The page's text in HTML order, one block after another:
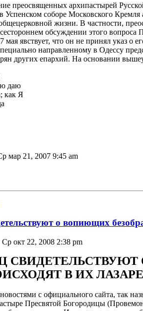
преосвященных архипастырей
соборе Московского
жизни. В частности,
обсуждении этого
мая явствует, что он не принял указ
направленному в Одессу
других епархий. На основании
даю
как Я
мар 21, 2007 9:45 am
о вопиющих
Ср окт 22, 2008 2:38 pm
В ИХ
с официального сайта, так
Пресвятой Богородицы